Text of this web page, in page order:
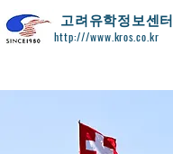
​고려유학정보센터
http:///www.kros.co.kr